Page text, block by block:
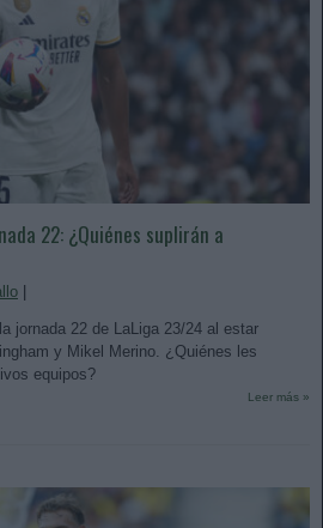
22: ¿Quiénes suplirán a
jornada 22 de LaLiga 23/24 al estar
y Mikel Merino. ¿Quiénes les
equipos?
Leer más »